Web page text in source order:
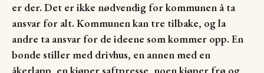
er der. Det er ikke nødvendig for kommunen å ta
ansvar for alt. Kommunen kan tre tilbake, og la
andre ta ansvar for de ideene som kommer opp. En
bonde stiller med drivhus, en annen med en